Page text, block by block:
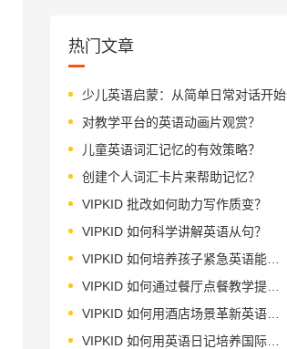
热门文章
少儿英语启蒙：从简单日常对话开始
对教学平台的英语动画片观赏？
儿童英语词汇记忆的有效策略？
创建个人词汇卡片来帮助记忆？
VIPKID 批改如何助力写作质变？
VIPKID 如何科学讲解英语从句？
VIPKID 如何培养孩子紧急英语能力？
VIPKID 如何通过餐厅点餐教学提升少儿英语应用能力？
VIPKID 如何用酒店场景革新英语教学？
VIPKID 如何用英语日记培养国际化人才？